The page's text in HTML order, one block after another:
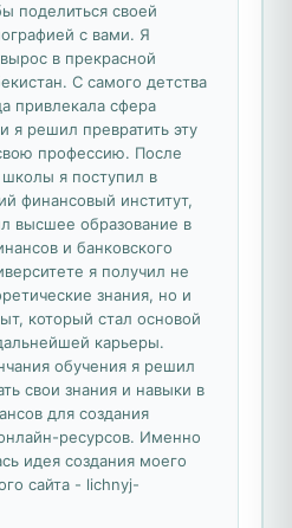
поделиться своей
с вами. Я
в прекрасной
С самого детства
привлекала сфера
я решил превратить эту
профессию. После
я поступил в
финансовый институт,
высшее образование в
и банковского
я получил не
знания, но и
который стал основой
карьеры.
обучения я решил
свои знания и навыки в
для создания
ресурсов. Именно
идея создания моего
сайта - lichnyj-